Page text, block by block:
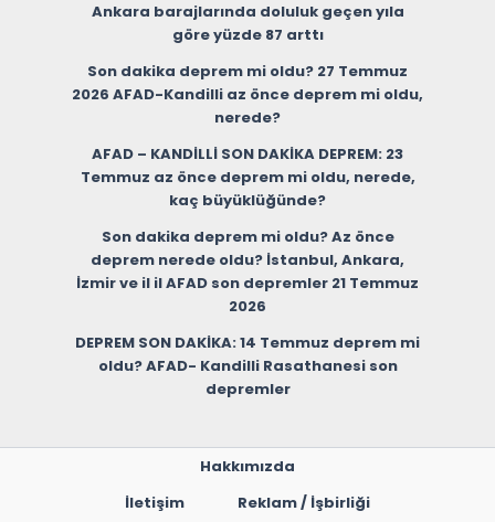
Ankara barajlarında doluluk geçen yıla
göre yüzde 87 arttı
Son dakika deprem mi oldu? 27 Temmuz
2026 AFAD-Kandilli az önce deprem mi oldu,
nerede?
AFAD – KANDİLLİ SON DAKİKA DEPREM: 23
Temmuz az önce deprem mi oldu, nerede,
kaç büyüklüğünde?
Son dakika deprem mi oldu? Az önce
deprem nerede oldu? İstanbul, Ankara,
İzmir ve il il AFAD son depremler 21 Temmuz
2026
DEPREM SON DAKİKA: 14 Temmuz deprem mi
oldu? AFAD- Kandilli Rasathanesi son
depremler
Hakkımızda
İletişim
Reklam / İşbirliği